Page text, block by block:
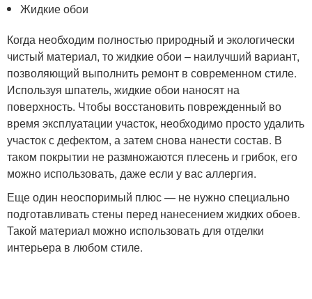
Жидкие обои
Когда необходим полностью природный и экологически
чистый материал, то жидкие обои – наилучший вариант,
позволяющий выполнить ремонт в современном стиле.
Используя шпатель, жидкие обои наносят на
поверхность. Чтобы восстановить поврежденный во
время эксплуатации участок, необходимо просто удалить
участок с дефектом, а затем снова нанести состав. В
таком покрытии не размножаются плесень и грибок, его
можно использовать, даже если у вас аллергия.
Еще один неоспоримый плюс — не нужно специально
подготавливать стены перед нанесением жидких обоев.
Такой материал можно использовать для отделки
интерьера в любом стиле.